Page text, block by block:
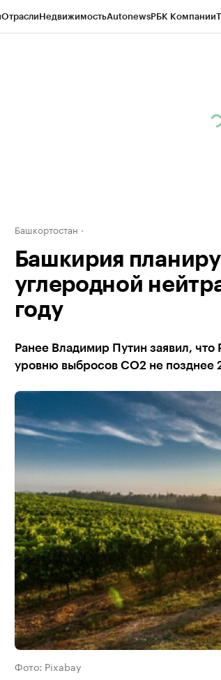
ОтраслиНедвижимостьAutonewsРБК Компании
Башкортостан
Башкирия
углеродной
году
Ранее Владимир Путин заявил,
уровню выбросов CO2 не позднее
Фото: Pixabay